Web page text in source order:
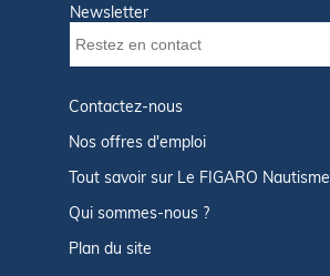
Newsletter
Contactez-nous
Nos offres d'emploi
Tout savoir sur Le FIGARO Nautisme
Qui sommes-nous ?
Plan du site